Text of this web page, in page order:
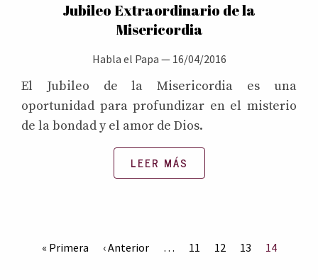
Jubileo Extraordinario de la
Misericordia
Habla el Papa — 16/04/2016
El Jubileo de la Misericordia es una
oportunidad para profundizar en el misterio
de la bondad y el amor de Dios.
LEER MÁS
« Primera ‹ Anterior … 11 12 13 14